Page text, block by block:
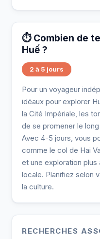
⏱️ Combien de
Huế ?
2 à 5 jours
Pour un voyageur
idéaux pour explorer
la Cité Impériale, les
de se promener le
Avec 4-5 jours, vous
comme le col de Hai
et une exploration
locale. Planifiez selon
la culture.
RECHERCHES